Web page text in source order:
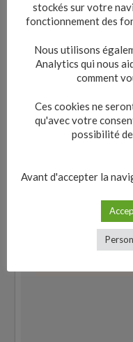
stockés sur votre
fonctionnement des
Nous utilisons
Analytics qui nous
comment
Ces cookies ne
qu'avec votre
possibilité
Avant d'accepter la